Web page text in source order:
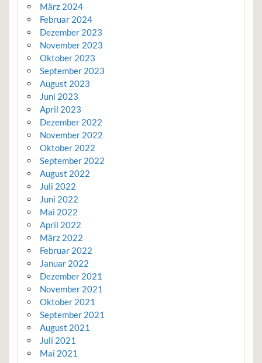
März 2024
Februar 2024
Dezember 2023
November 2023
Oktober 2023
September 2023
August 2023
Juni 2023
April 2023
Dezember 2022
November 2022
Oktober 2022
September 2022
August 2022
Juli 2022
Juni 2022
Mai 2022
April 2022
März 2022
Februar 2022
Januar 2022
Dezember 2021
November 2021
Oktober 2021
September 2021
August 2021
Juli 2021
Mai 2021